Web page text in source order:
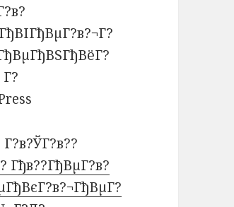
Гђв??ГђВµГ?в?